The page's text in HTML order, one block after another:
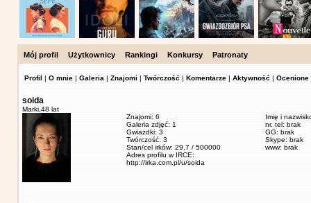
Mój profil Użytkownicy Rankingi Konkursy Patronaty
Profil | O mnie | Galeria | Znajomi | Twórczość | Komentarze | Aktywność | Ocenione
soida
Marki, 48 lat
Znajomi: 6
Galeria zdjęć: 1
Gwiazdki: 3
Twórczość: 3
Stan/cel irków: 29,7 / 500000
Adres profilu w IRCE:
http://irka.com.pl/u/soida
Imię i
nr. tel: brak
GG: brak
Skype: brak
www: brak